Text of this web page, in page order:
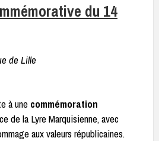
du 14
de Lille
à une commémoration
de la Lyre Marquisienne, avec
aux valeurs républicaines.